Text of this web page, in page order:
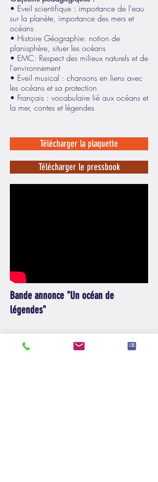
• Eveil scientifique : importance de l'eau
sur la planète, importance des mers et
océans
• Histoire Géographie: notion de
planisphère, situer les océans
• EMC: Respect des milieux naturels et de
l'environnement
• Eveil musical : chansons en liens avec
les océans et sa protection
• Français : vocabulaire lié aux océans et
la mer, contes et légendes
Télécharger la plaquette
Télécharger le pressbook
Bande annonce "Un océan de
légendes"